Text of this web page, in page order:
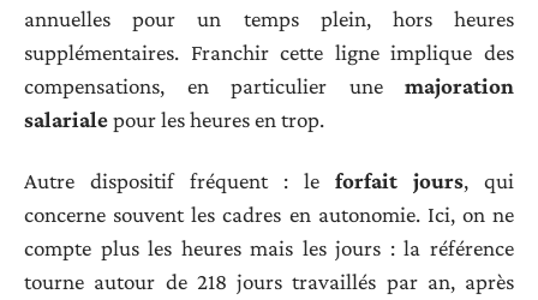
annuelles pour un temps plein, hors heures
supplémentaires. Franchir cette ligne implique des
compensations, en particulier une majoration
salarialepour les heures en trop.
Autre dispositif fréquent : le forfait jours, qui
concerne souvent les cadres en autonomie. Ici, on ne
compte plus les heures mais les jours : la référence
tourne autour de 218 jours travaillés par an, après